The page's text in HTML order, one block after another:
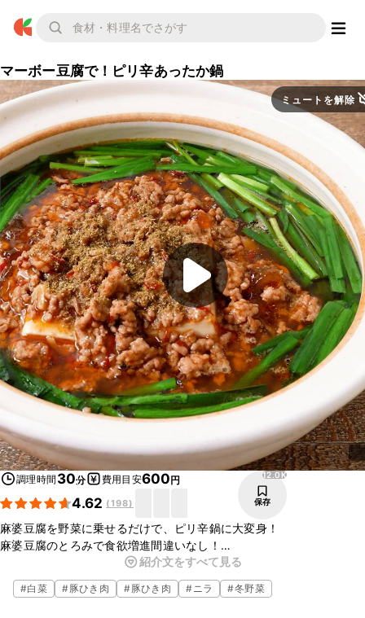
マーボー豆腐で！ピリ辛あったか鍋
ミュートを解除
調理時間 30分 費用目安600円
4.62 (198)
12.0K
保存
麻婆豆腐を野菜に乗せるだけで、ピリ辛鍋に大変身！
麻婆豆腐のとろみで食欲増進間違いなし！
ご飯にそのままかけても美味しく召し上がれます。
いつもの鍋に飽きてしまった時や、おさけのおつまみにも！
ぜひ作ってみて下さい。
紹介文をすべて見る
#白菜 #豚ひき肉 #豚ひき肉 #ニラ #冬野菜